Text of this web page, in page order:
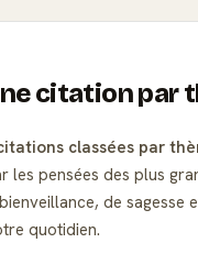
citation par
classées par
les pensées des plus
de sagesse
quotidien.